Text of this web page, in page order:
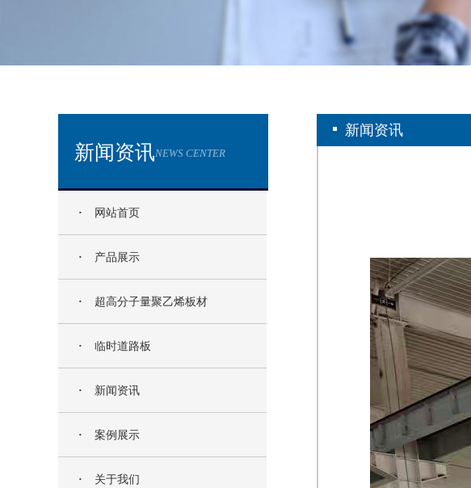
新闻资讯NEWS CENTER
· 网站首页
· 产品展示
· 超高分子量聚乙烯板材
· 临时道路板
· 新闻资讯
· 案例展示
· 关于我们
新闻资讯